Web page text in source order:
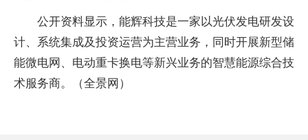
公开资料显示，能辉科技是一家以光伏发电研发设
计、系统集成及投资运营为主营业务，同时开展新型储
能微电网、电动重卡换电等新兴业务的智慧能源综合技
术服务商。（全景网）